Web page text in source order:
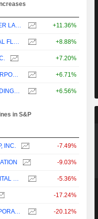
CHARLES RIVER LABORATORIES INTERNATIONAL, INC. +11.36%
INTERNATIONAL FLAVORS & FRAGRANCES INC. +8.88%
+7.20%
NEWMONT CORPORATION +6.71%
BOOKING HOLDINGS INC. +6.56%
in S&P
INC. -7.49%
-9.03%
WESTERN DIGITAL CORPORATION -5.36%
-17.24%
INSULET CORPORATION -20.12%